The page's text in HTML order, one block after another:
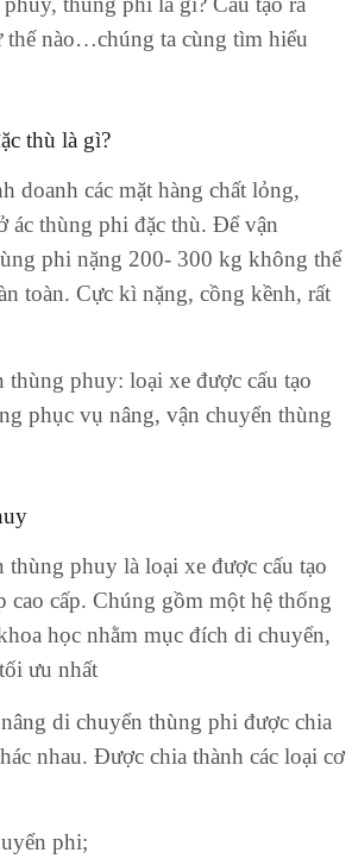
thế nào…chúng ta cùng tìm hiểu
thù là gì?
doanh các mặt hàng chất lỏng,
ác thùng phi đặc thù. Để vận
phi nặng 200- 300 kg không thể
toàn. Cực kì nặng, cồng kềnh, rất
thùng phuy: loại xe được cấu tạo
phục vụ nâng, vận chuyển thùng
thùng phuy là loại xe được cấu tạo
cao cấp. Chúng gồm một hệ thống
học nhằm mục đích di chuyển,
ưu nhất
di chuyển thùng phi được chia
nhau. Được chia thành các loại cơ
phi;